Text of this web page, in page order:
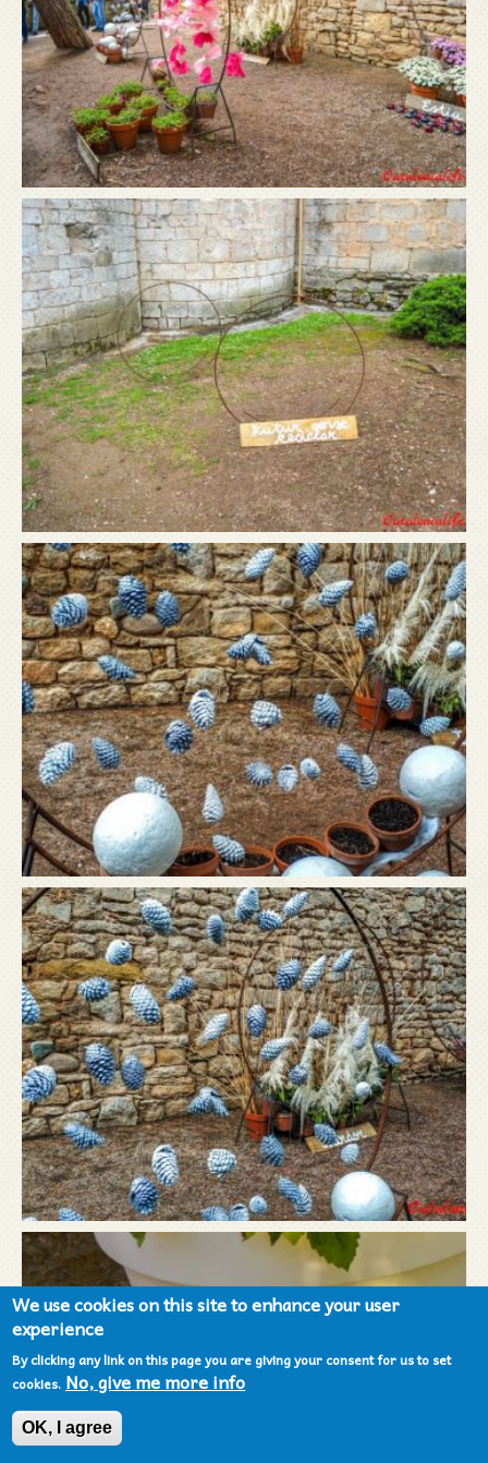
We use cookies on this site to enhance your user
experience
By clicking any link on this page you are giving your consent for us to set
cookies. No, give me more info
OK, I agree